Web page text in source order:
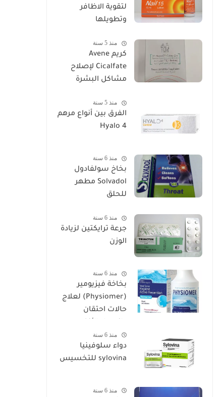
لتقوية الاظافر
وتطويلها
منذ 5 سنة
كريم Avene
Cicalfate لإصلاح
مشاكل البشرة
منذ 5 سنة
الفرق بين أنواع مرهم
Hyalo 4
منذ 6 سنة
بخاخ سولفادول
Solvadol مطهر
للحلق
منذ 6 سنة
جرعة ترايكتين لزيادة
الوزن
منذ 6 سنة
بخاخة فيزيومير
(Physiomer) لعلاج
حالات احتقان
منذ 6 سنة
دواء سلوفينيا
sylovina للتخسيس
منذ 6 سنة